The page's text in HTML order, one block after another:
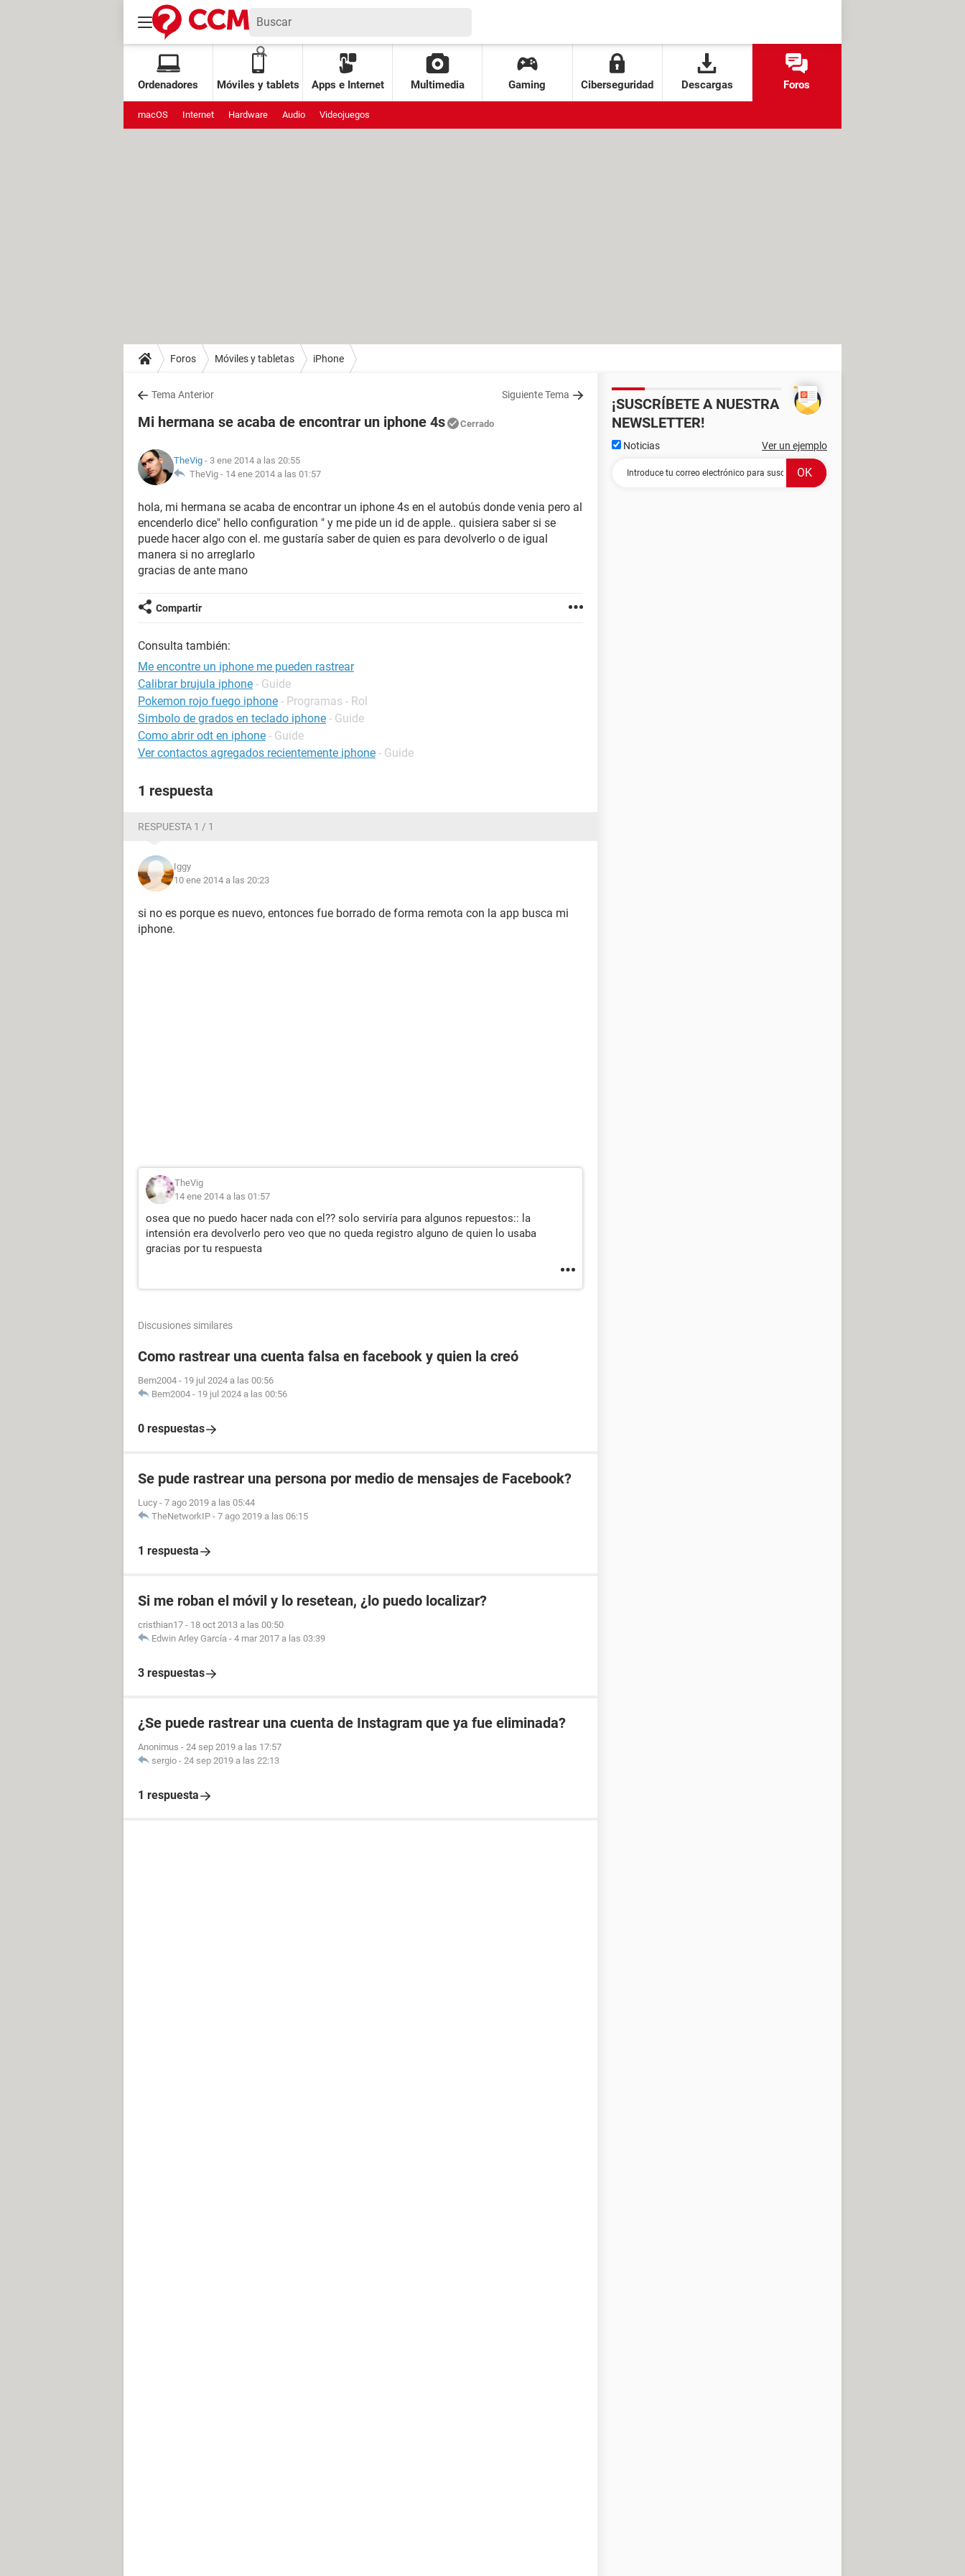
Ordenadores Móviles y tablets Apps e Internet Multimedia Gaming Ciberseguridad Descargas Foros
macOS Internet Hardware Audio Videojuegos
Foros Móviles y tabletas iPhone
Tema Anterior Siguiente Tema
Mi hermana se acaba de encontrar un iphone 4s Cerrado
TheVig - 3 ene 2014 a las 20:55
TheVig - 14 ene 2014 a las 01:57
hola, mi hermana se acaba de encontrar un iphone 4s en el autobús donde venia pero al
encenderlo dice" hello configuration " y me pide un id de apple.. quisiera saber si se
puede hacer algo con el. me gustaría saber de quien es para devolverlo o de igual
manera si no arreglarlo
gracias de ante mano
Compartir
Consulta también:
Me encontre un iphone me pueden rastrear
Calibrar brujula iphone - Guide
Pokemon rojo fuego iphone - Programas - Rol
Simbolo de grados en teclado iphone - Guide
Como abrir odt en iphone - Guide
Ver contactos agregados recientemente iphone - Guide
1 respuesta
RESPUESTA 1 / 1
Iggy
10 ene 2014 a las 20:23
si no es porque es nuevo, entonces fue borrado de forma remota con la app busca mi
iphone.
TheVig
14 ene 2014 a las 01:57
osea que no puedo hacer nada con el?? solo serviría para algunos repuestos:: la
intensión era devolverlo pero veo que no queda registro alguno de quien lo usaba
gracias por tu respuesta
Discusiones similares
Como rastrear una cuenta falsa en facebook y quien la creó
Bem2004 - 19 jul 2024 a las 00:56
Bem2004 - 19 jul 2024 a las 00:56
0 respuestas
Se pude rastrear una persona por medio de mensajes de Facebook?
Lucy - 7 ago 2019 a las 05:44
TheNetworkIP - 7 ago 2019 a las 06:15
1 respuesta
Si me roban el móvil y lo resetean, ¿lo puedo localizar?
cristhian17 - 18 oct 2013 a las 00:50
Edwin Arley García - 4 mar 2017 a las 03:39
3 respuestas
¿Se puede rastrear una cuenta de Instagram que ya fue eliminada?
Anonimus - 24 sep 2019 a las 17:57
sergio - 24 sep 2019 a las 22:13
1 respuesta
¡SUSCRÍBETE A NUESTRA
NEWSLETTER!
Noticias Ver un ejemplo